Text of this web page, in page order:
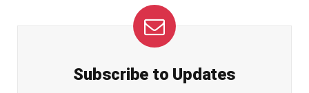
Subscribe to Updates